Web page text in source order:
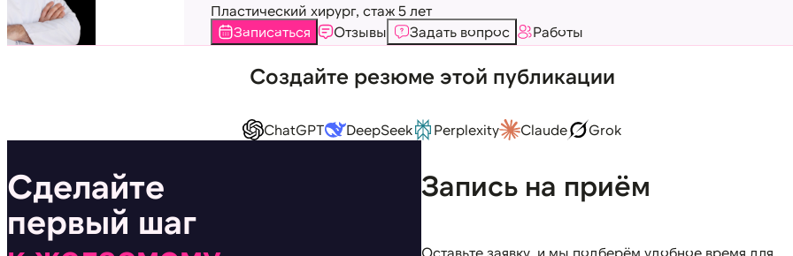
Пластический хирург, стаж 5 лет
Записаться
Отзывы Задать вопрос Работы
Создайте резюме этой публикации
ChatGPT DeepSeek Perplexity Claude Grok
Сделайте
первый шаг
Запись на приём
Оставьте заявку, и мы подберём удобное время для